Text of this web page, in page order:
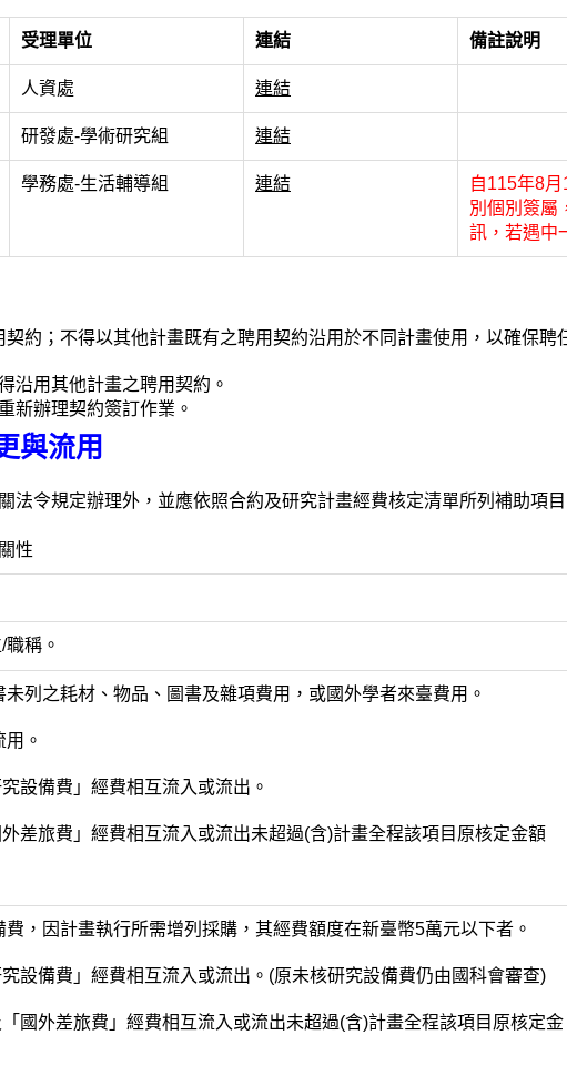
受理單位 連結 備註說明
人資處 連結
研發處-學術研究組 連結
學務處-生活輔導組 連結
自115年8
別個別簽屬
訊，若遇中
約；不得以其他計畫既有之聘用契約沿用於不同計畫使用，以確保聘
沿用其他計畫之聘用契約。
新辦理契約簽訂作業。
與流用
法令規定辦理外，並應依照合約及研究計畫經費核定清單所列補助項
性
稱。
未列之耗材、物品、圖書及雜項費用，或國外學者來臺費用。
。
設備費」經費相互流入或流出。
差旅費」經費相互流入或流出未超過(含)計畫全程該項目原核定金額
費，因計畫執行所需增列採購，其經費額度在新臺幣5萬元以下者。
設備費」經費相互流入或流出。(原未核研究設備費仍由國科會審查)
國外差旅費」經費相互流入或流出未超過(含)計畫全程該項目原核定金